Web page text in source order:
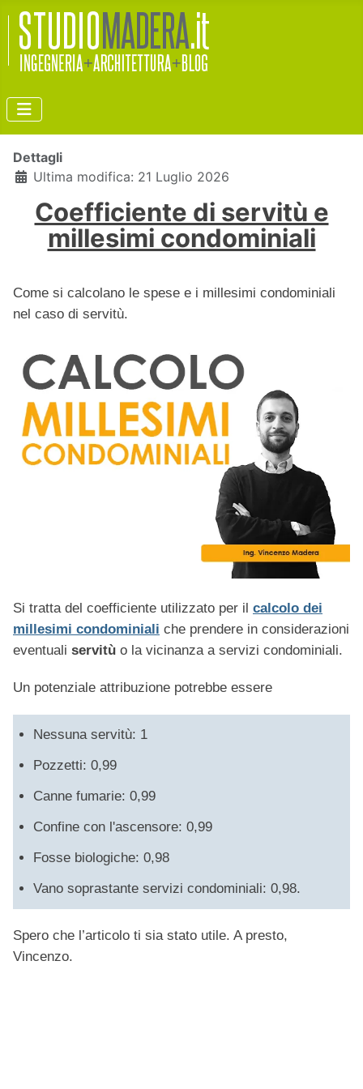
Dettagli
Ultima modifica: 21 Luglio 2026
Coefficiente di servitù e
millesimi condominiali
Come si calcolano le spese e i millesimi condominiali
nel caso di servitù.
Si tratta del coefficiente utilizzato per il calcolo dei
millesimi condominiali che prendere in considerazioni
eventuali servitù o la vicinanza a servizi condominiali.
Un potenziale attribuzione potrebbe essere
Nessuna servitù: 1
Pozzetti: 0,99
Canne fumarie: 0,99
Confine con l'ascensore: 0,99
Fosse biologiche: 0,98
Vano soprastante servizi condominiali: 0,98.
Spero che l’articolo ti sia stato utile. A presto,
Vincenzo.